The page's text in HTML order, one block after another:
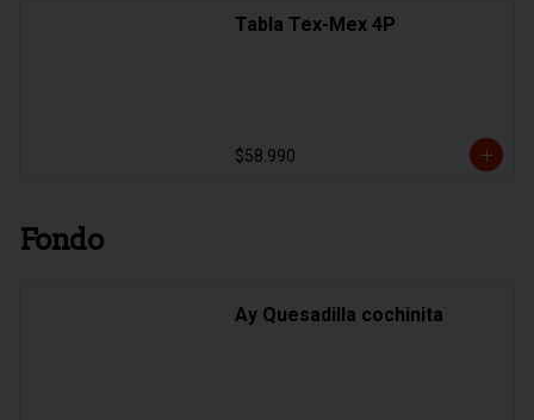
Tabla Tex-Mex 4P
$58.990
Fondo
Ay Quesadilla cochinita